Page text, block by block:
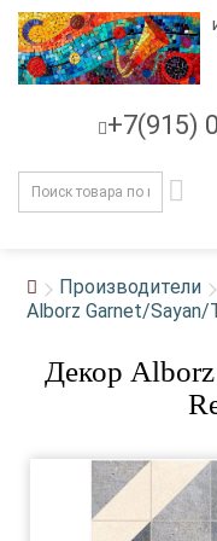
+7(915)
Производители
Alborz Garnet/Sayan/
Декор